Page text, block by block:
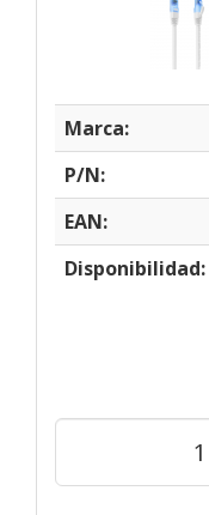
Marca:
P/N:
EAN:
Disponibilidad: